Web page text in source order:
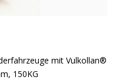
mit Vulkollan®
150KG